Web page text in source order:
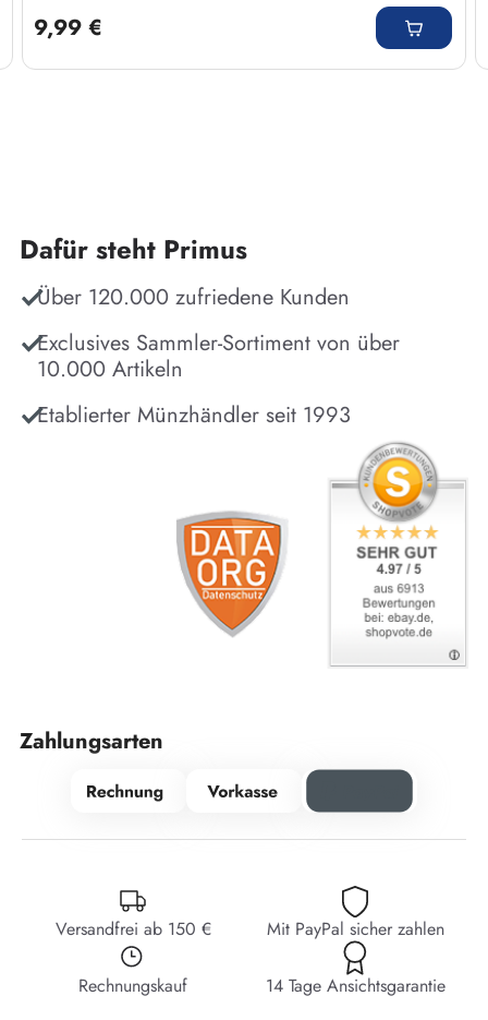
9,99 €
Dafür steht Primus
Über 120.000 zufriedene Kunden
Exclusives Sammler-Sortiment von über
10.000 Artikeln
Etablierter Münzhändler seit 1993
Zahlungsarten
Versandfrei ab 150 € Mit PayPal sicher zahlen
Rechnungskauf 14 Tage Ansichtsgarantie